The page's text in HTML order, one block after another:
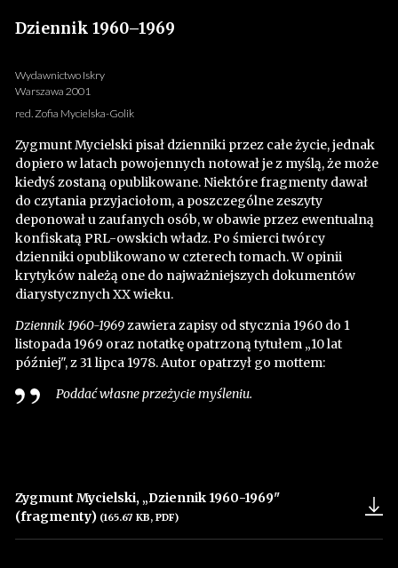
Dziennik 1960–1969
Wydawnictwo Iskry
Warszawa 2001
red. Zofia Mycielska-Golik
Zygmunt Mycielski pisał dzienniki przez całe życie, jednak
dopiero w latach powojennych notował je z myślą, że może
kiedyś zostaną opublikowane. Niektóre fragmenty dawał
do czytania przyjaciołom, a poszczególne zeszyty
deponował u zaufanych osób, w obawie przez ewentualną
konfiskatą PRL-owskich władz. Po śmierci twórcy
dzienniki opublikowano w czterech tomach. W opinii
krytyków należą one do najważniejszych dokumentów
diarystycznych XX wieku.
Dziennik 1960-1969zawiera zapisy od stycznia 1960 do 1
listopada 1969 oraz notatkę opatrzoną tytułem „10 lat
później", z 31 lipca 1978. Autor opatrzył go mottem:
Poddać własne przeżycie myśleniu.
Zygmunt Mycielski, „Dziennik 1960-1969"
(fragmenty) (165.67 KB, PDF)